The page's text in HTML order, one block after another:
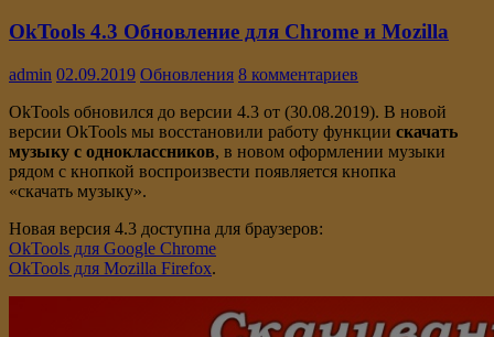
OkTools 4.3 Обновление для Chrome и Mozilla
admin 02.09.2019 Обновления 8 комментариев
OkTools обновился до версии 4.3 от (30.08.2019). В новой
версии OkTools мы восстановили работу функции скачать
музыку с одноклассников, в новом оформлении музыки
рядом с кнопкой воспроизвести появляется кнопка
«скачать музыку».
Новая версия 4.3 доступна для браузеров:
OkTools для Google Chrome
OkTools для Mozilla Firefox.